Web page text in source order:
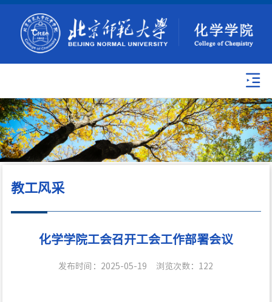
教工风采
化学学院工会召开工会工作部署会议
发布时间：2025-05-19 浏览次数： 122